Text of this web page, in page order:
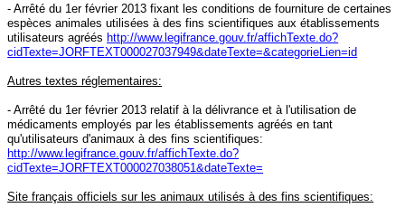
- Arrêté du 1er février 2013 fixant les conditions de fourniture de certaines
espèces animales utilisées à des fins scientifiques aux établissements
utilisateurs agrééshttp://www.legifrance.gouv.fr/affichTexte.do?
cidTexte=JORFTEXT000027037949&dateTexte=&categorieLien=id
Autres textes réglementaires:
- Arrêté du 1er février 2013 relatif à la délivrance et à l'utilisation de
médicaments employés par les établissements agréés en tant
qu'utilisateurs d'animaux à des fins scientifiques:
http://www.legifrance.gouv.fr/affichTexte.do?
cidTexte=JORFTEXT000027038051&dateTexte=
Site français officiels sur les animaux utilisés à des fins scientifiques: